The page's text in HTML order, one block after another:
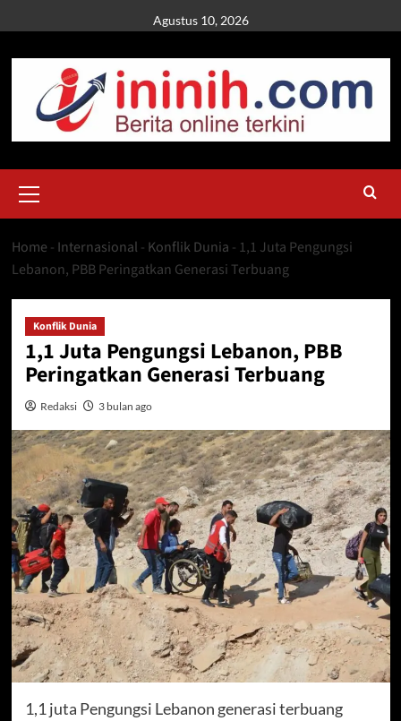
to
content
Agustus 10, 2026
Menu
Home - Internasional - Konflik Dunia - 1,1 Juta Pengungsi
Lebanon, PBB Peringatkan Generasi Terbuang
Konflik Dunia
1,1 Juta Pengungsi Lebanon, PBB
Peringatkan Generasi Terbuang
Redaksi 3 bulan ago
1,1 juta Pengungsi Lebanon generasi terbuang